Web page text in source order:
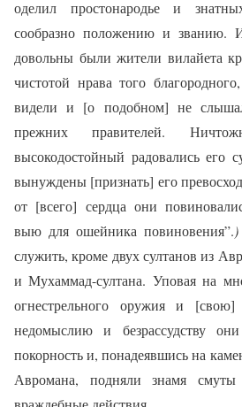
оделил простонародье и
сообразно положению и званию.
довольны были жители вилайета
чистотой нрава того
видели и [о подобном] не
прежних правителей.
высокодостойный радовались его
вынуждены [признать] его
от [всего] сердца они
выю для ошейника повиновения”.)
служить, кроме двух султанов из
и Мухаммад-султана. Уповая на
огнестрельного оружия и
недомыслию и безрассудству они
покорность и, понадеявшись на
Авромана, подняли знамя